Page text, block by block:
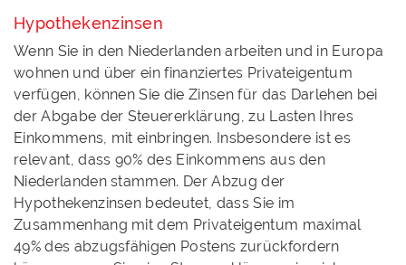
Hypothekenzinsen
Wenn Sie in den Niederlanden arbeiten und in Europa
wohnen und über ein finanziertes Privateigentum
verfügen, können Sie die Zinsen für das Darlehen bei
der Abgabe der Steuererklärung, zu Lasten Ihres
Einkommens, mit einbringen. Insbesondere ist es
relevant, dass 90% des Einkommens aus den
Niederlanden stammen. Der Abzug der
Hypothekenzinsen bedeutet, dass Sie im
Zusammenhang mit dem Privateigentum maximal
49% des abzugsfähigen Postens zurückfordern